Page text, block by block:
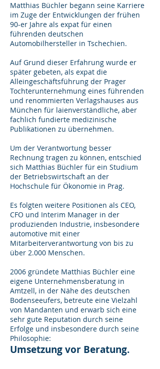
Matthias Büchler begann seine Karriere
im Zuge der Entwicklungen der frühen
90-er Jahre als expat für einen
führenden deutschen
Automobilhersteller in Tschechien.
Auf Grund dieser Erfahrung wurde er
später gebeten, als expat die
Alleingeschäftsführung der Prager
Tochterunternehmung eines führenden
und renommierten Verlagshauses aus
München für laienverständliche, aber
fachlich fundierte medizinische
Publikationen zu übernehmen.
Um der Verantwortung besser
Rechnung tragen zu können, entschied
sich Matthias Büchler für ein Studium
der Betriebswirtschaft an der
Hochschule für Ökonomie in Prag.
Es folgten weitere Positionen als CEO,
CFO und Interim Manager in der
produzienden Industrie, insbesondere
automotive mit einer
Mitarbeiterverantwortung von bis zu
über 2.000 Menschen.
2006 gründete Matthias Büchler eine
eigene Unternehmensberatung in
Amtzell, in der Nähe des deutschen
Bodenseeufers, betreute eine Vielzahl
von Mandanten und erwarb sich eine
sehr gute Reputation durch seine
Erfolge und insbesondere durch seine
Philosophie:
Umsetzung vor Beratung.